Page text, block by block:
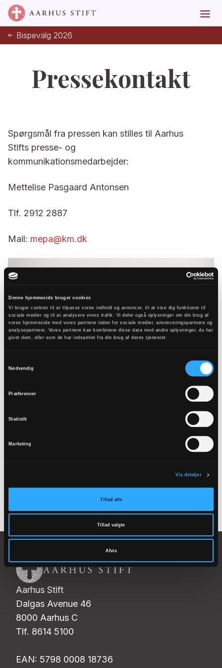
Denne hjemmeside bruger cookies
Vi bruger cookies til at tilpasse vores indhold og annoncer, til at vise dig funktioner til
sociale medier og til at analysere vores trafik. Vi deler også oplysninger om din brug af
vores hjemmeside med vores partnere inden for sociale medier, annonceringspartnere og
analysepartnere. Vores partnere kan kombinere disse data med andre oplysninger, du har
givet dem, eller som de har indsamlet fra din brug af deres tjenester.
Nødvendig
Præferencer
Statistik
Marketing
Vis detaljer
Tillad alle
Tillad valgte
Afvis
Bispevalg 2026
Pressekontakt
Spørgsmål fra pressen kan stilles til Aarhus
Stifts presse- og
kommunikationsmedarbejder:
Mettelise Pasgaard Antonsen
Tlf. 2912 2887
Mail: mepa@km.dk
Biskoppens
nyhedsbrev
Aarhus Stift
Dalgas Avenue 46
8000 Aarhus C
Tlf. 8614 5100
EAN: 5798 0008 18736